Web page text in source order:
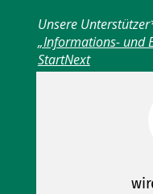
Unsere
„Informations- und
StartNext